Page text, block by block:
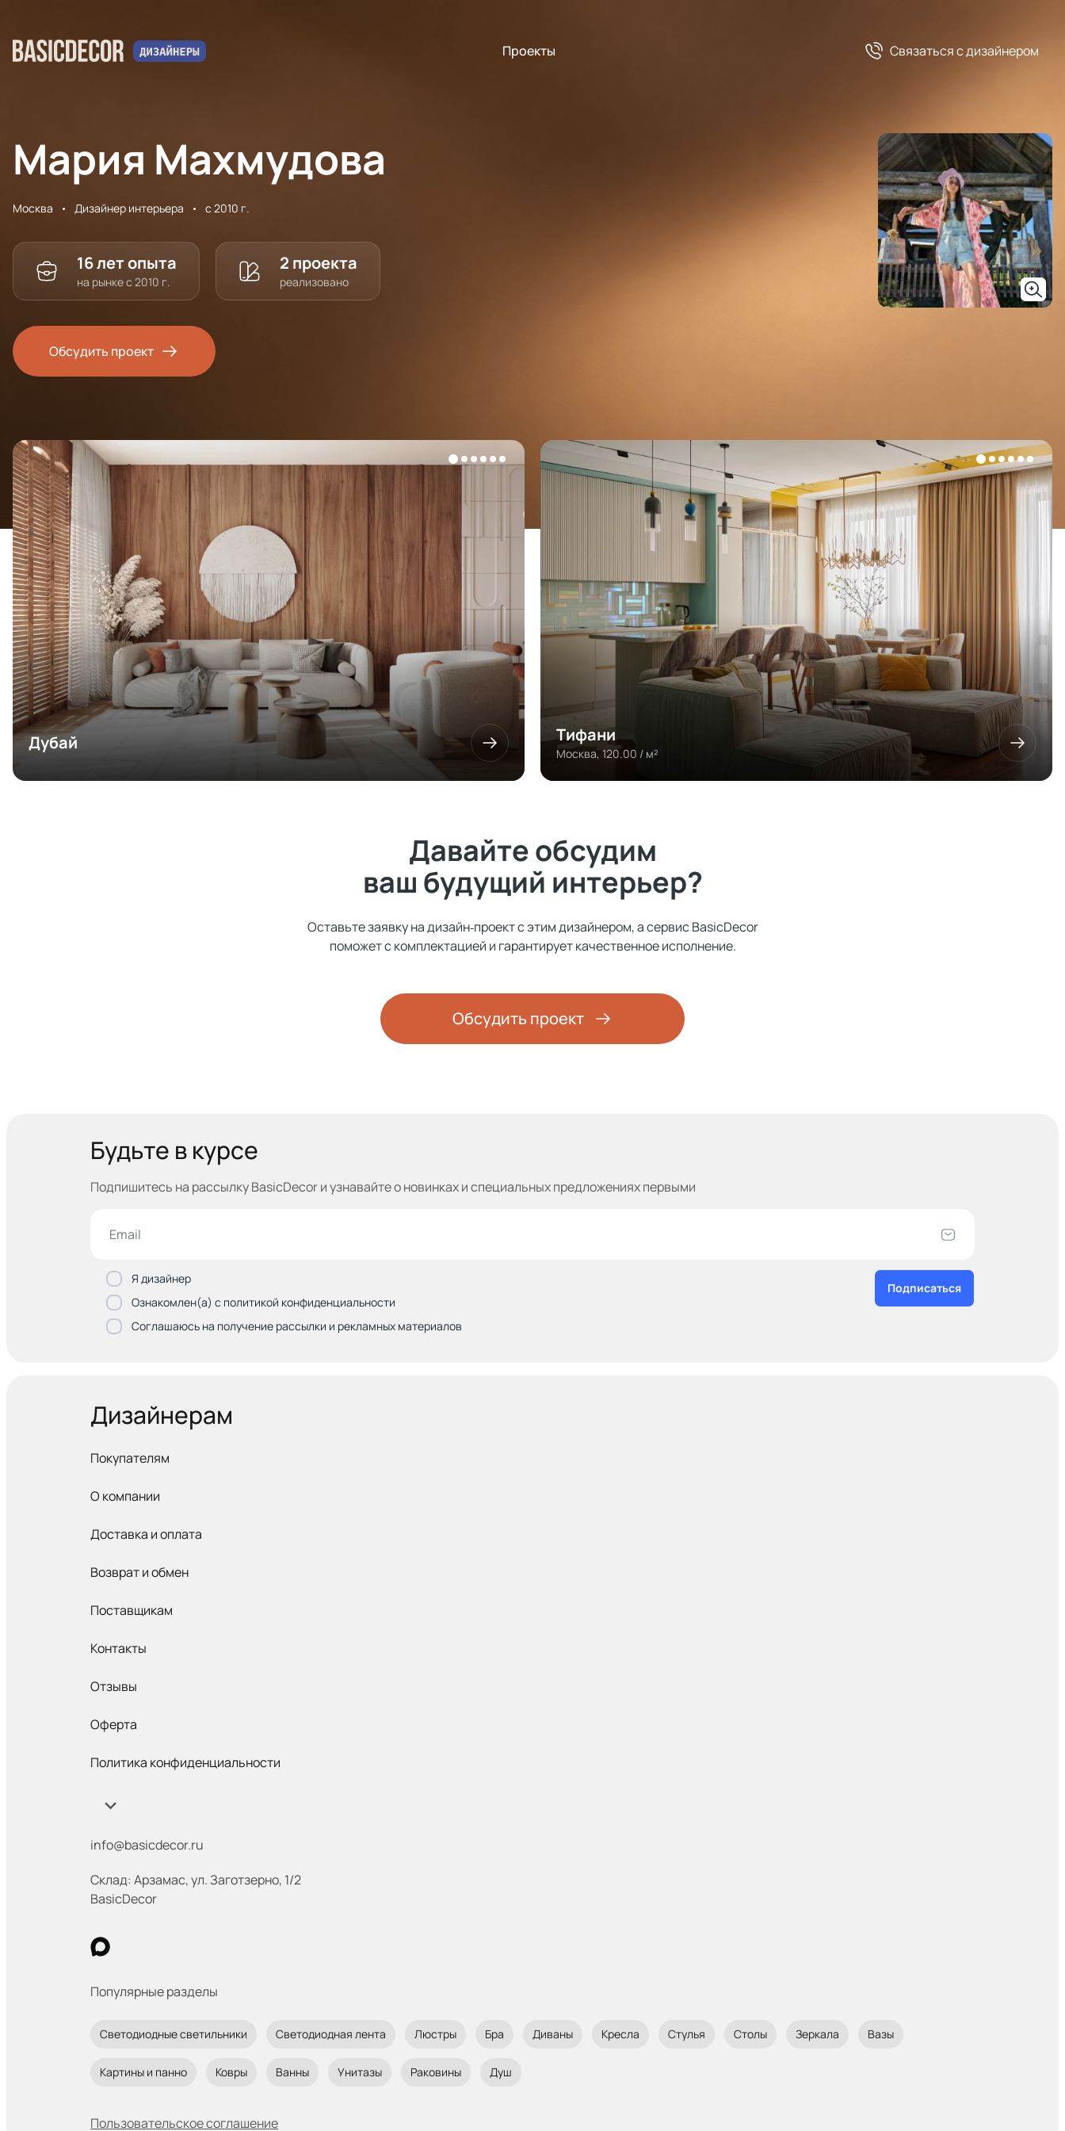
Проекты Связаться c дизайнером
Мария Махмудова
Москва Дизайнер интерьера с 2010 г.
16 лет опыта
на рынке с 2010 г.
2 проекта
реализовано
Обсудить проект
Дубай Тифани
Москва, 120.00 / м²
Давайте обсудим
ваш будущий интерьер?
Оставьте заявку на дизайн‑проект с этим дизайнером, а сервис BasicDecor
поможет с комплектацией и гарантирует качественное исполнение.
Обсудить проект
Будьте в курсе
Подпишитесь на рассылку BasicDecor и узнавайтео новинках и специальных предложениях первыми
Я дизайнер
Ознакомлен(а) с политикой конфиденциальности
Соглашаюсь на получение рассылки и рекламных материалов
Подписаться
Дизайнерам
Покупателям
О компании
Доставка и оплата
Возврат и обмен
Поставщикам
Контакты
Отзывы
Оферта
Политика конфиденциальности
info@basicdecor.ru
Склад: Арзамас,ул. Заготзерно, 1/2
BasicDecor
Популярные разделы
Светодиодные светильники Светодиодная лента Люстры Бра Диваны Кресла Стулья Столы Зеркала Вазы
Картины и панно Ковры Ванны Унитазы Раковины Душ
Пользовательское соглашение